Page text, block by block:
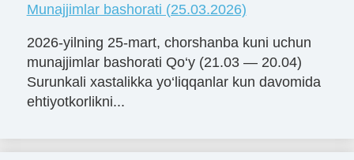
Munajjimlar bashorati (25.03.2026)
2026-yilning 25-mart, chorshanba kuni uchun
munajjimlar bashorati Qo‘y (21.03 — 20.04)
Surunkali xastalikka yo‘liqqanlar kun davomida
ehtiyotkorlikni...